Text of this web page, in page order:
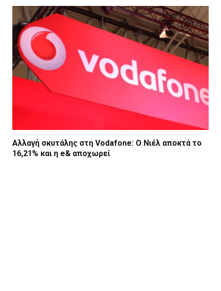
Αλλαγή σκυτάλης στη Vodafone: Ο Νιέλ αποκτά το
16,21% και η e& αποχωρεί